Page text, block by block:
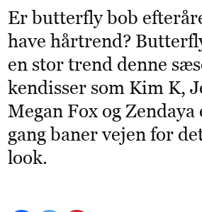
Er butterfly bob
have hårtrend?
en stor trend denne
kendisser som Kim K,
Megan Fox og Zendaya
gang baner vejen for
look.